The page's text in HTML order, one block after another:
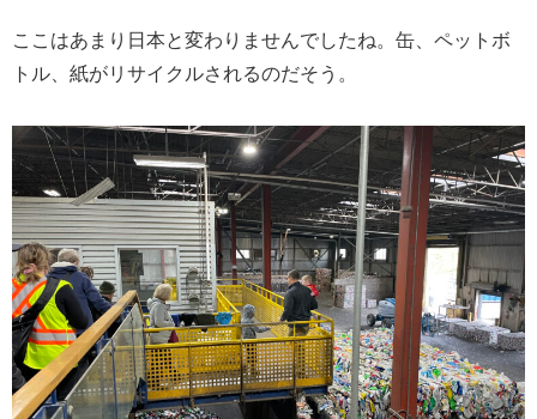
ここはあまり日本と変わりませんでしたね。缶、ペットボ
トル、紙がリサイクルされるのだそう。